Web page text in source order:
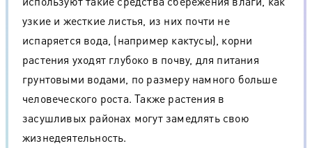
узкие и жесткие листья, из них почти не
испаряется вода, (например кактусы), корни
растения уходят глубоко в почву, для питания
грунтовыми водами, по размеру намного больше
человеческого роста. Также растения в
засушливых районах могут замедлять свою
жизнедеятельность.